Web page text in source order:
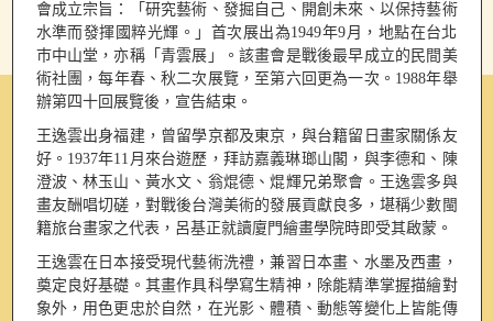
會成立宗旨：「研究藝術、發掘自己、開創未來、以保持藝術
水準而發揮國粹光輝。」首次展出為1949年9月，地點在台北
巿中山堂，亦稱「青雲展」。該畫會是戰後最早成立的民間美
術社團，每年春、秋二次展覽，至第六回更為一次。1988年舉
辦第四十回展覽後，宣告結束。
王逸雲出身福建，曾留學京都及東京，與台籍留日畫家關係友
好。1937年11月來台遊歷，拜訪嘉義琳瑯山閣，與李德和、陳
澄波、林玉山、黃水文、翁焜德、焜輝兄弟聚會。王逸雲多與
畫友酬唱切磋，對戰後台灣美術的發展貢獻良多，堪稱少數閩
籍旅台畫家之代表，呂基正就讀廈門繪畫學院時即受其啟蒙。
王逸雲在日本接受現代藝術洗禮，兼習日本畫、水墨及西畫，
奠定良好基礎。其畫作具科學寫生精神，除能精準掌握描繪對
象外，用色更忠於自然，在光影、體積、動態等變化上皆能傳